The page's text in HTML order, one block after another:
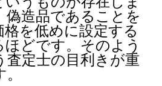
偽造品であることを
を低めに設定する
ほどです。そのよう
査定士の目利きが重